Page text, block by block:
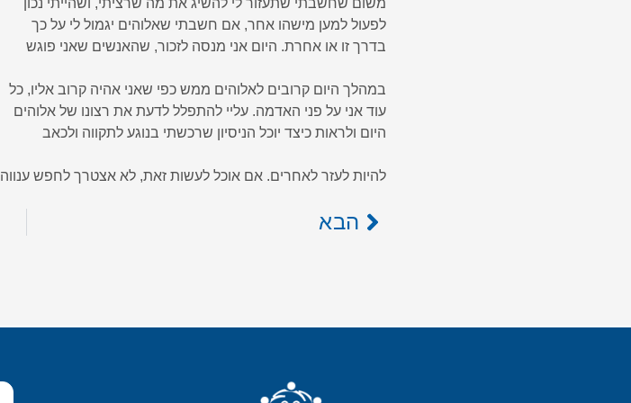
משום שחשבתי שתעזור לי להשיג את מה שרציתי, ושהייתי נכון
לפעול למען מישהו אחר, אם חשבתי שאלוהים יגמול לי על כך
בדרך זו או אחרת. היום אני מנסה לזכור, שהאנשים שאני פוגש
במהלך היום קרובים לאלוהים ממש כפי שאני אהיה קרוב אליו, כל
עוד אני על פני האדמה. עליי להתפלל לדעת את רצונו של אלוהים
היום ולראות כיצד יוכל הניסיון שרכשתי בנוגע לתקווה ולכאב
להיות לעזר לאחרים. אם אוכל לעשות זאת, לא אצטרך לחפש ענווה
הבא